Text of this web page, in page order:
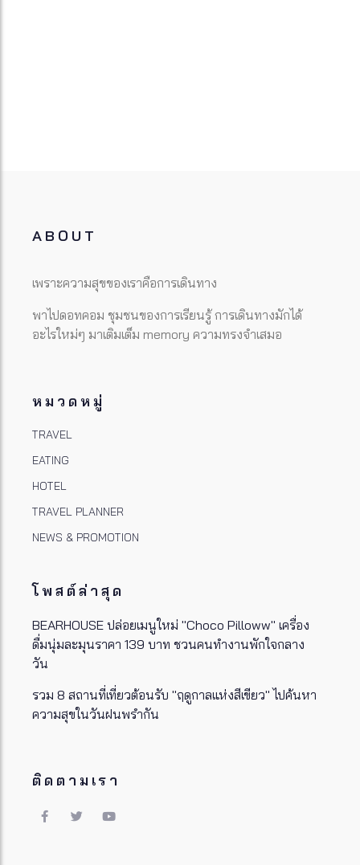
ABOUT
เพราะความสุขของเราคือการเดินทาง
พาไปดอทคอม ชุมชนของการเรียนรู้ การเดินทางมักได้
อะไรใหม่ๆ มาเติมเต็ม memory ความทรงจำเสมอ
หมวดหมู่
TRAVEL
EATING
HOTEL
TRAVEL PLANNER
NEWS & PROMOTION
โพสต์ล่าสุด
BEARHOUSE ปล่อยเมนูใหม่ "Choco Pilloww" เครื่อง
ดื่มนุ่มละมุนราคา 139 บาท ชวนคนทำงานพักใจกลาง
วัน
รวม 8 สถานที่เที่ยวต้อนรับ "ฤดูกาลแห่งสีเขียว" ไปค้นหา
ความสุขในวันฝนพรำกัน
ติดตามเรา